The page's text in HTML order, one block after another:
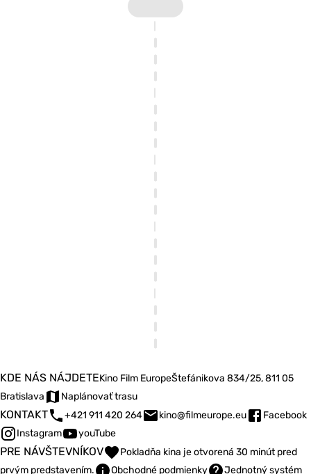
KDE NÁS NÁJDETEKino Film EuropeŠtefánikova 834/25, 811 05
Bratislava
Naplánovať trasu
KONTAKT +421 911 420 264 kino@filmeurope.eu
Facebook
Instagram
youTube
PRE NÁVŠTEVNÍKOV
Pokladňa kina je otvorená 30 minút pred
prvým predstavením.
Obchodné podmienky Jednotný systém